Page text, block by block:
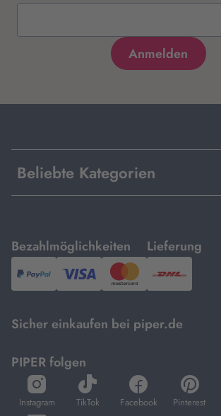
Beliebte Kategorien
Bezahlmöglichkeiten
mit
PayPal,Visa
und
Lieferung
mit
DHL.
Sicher einkaufen bei piper.de
PIPER folgen
Instagram
öffnet
in
TikTok
öffnet
in
Facebook
öffnet
in
Pinterest
öffnet
in